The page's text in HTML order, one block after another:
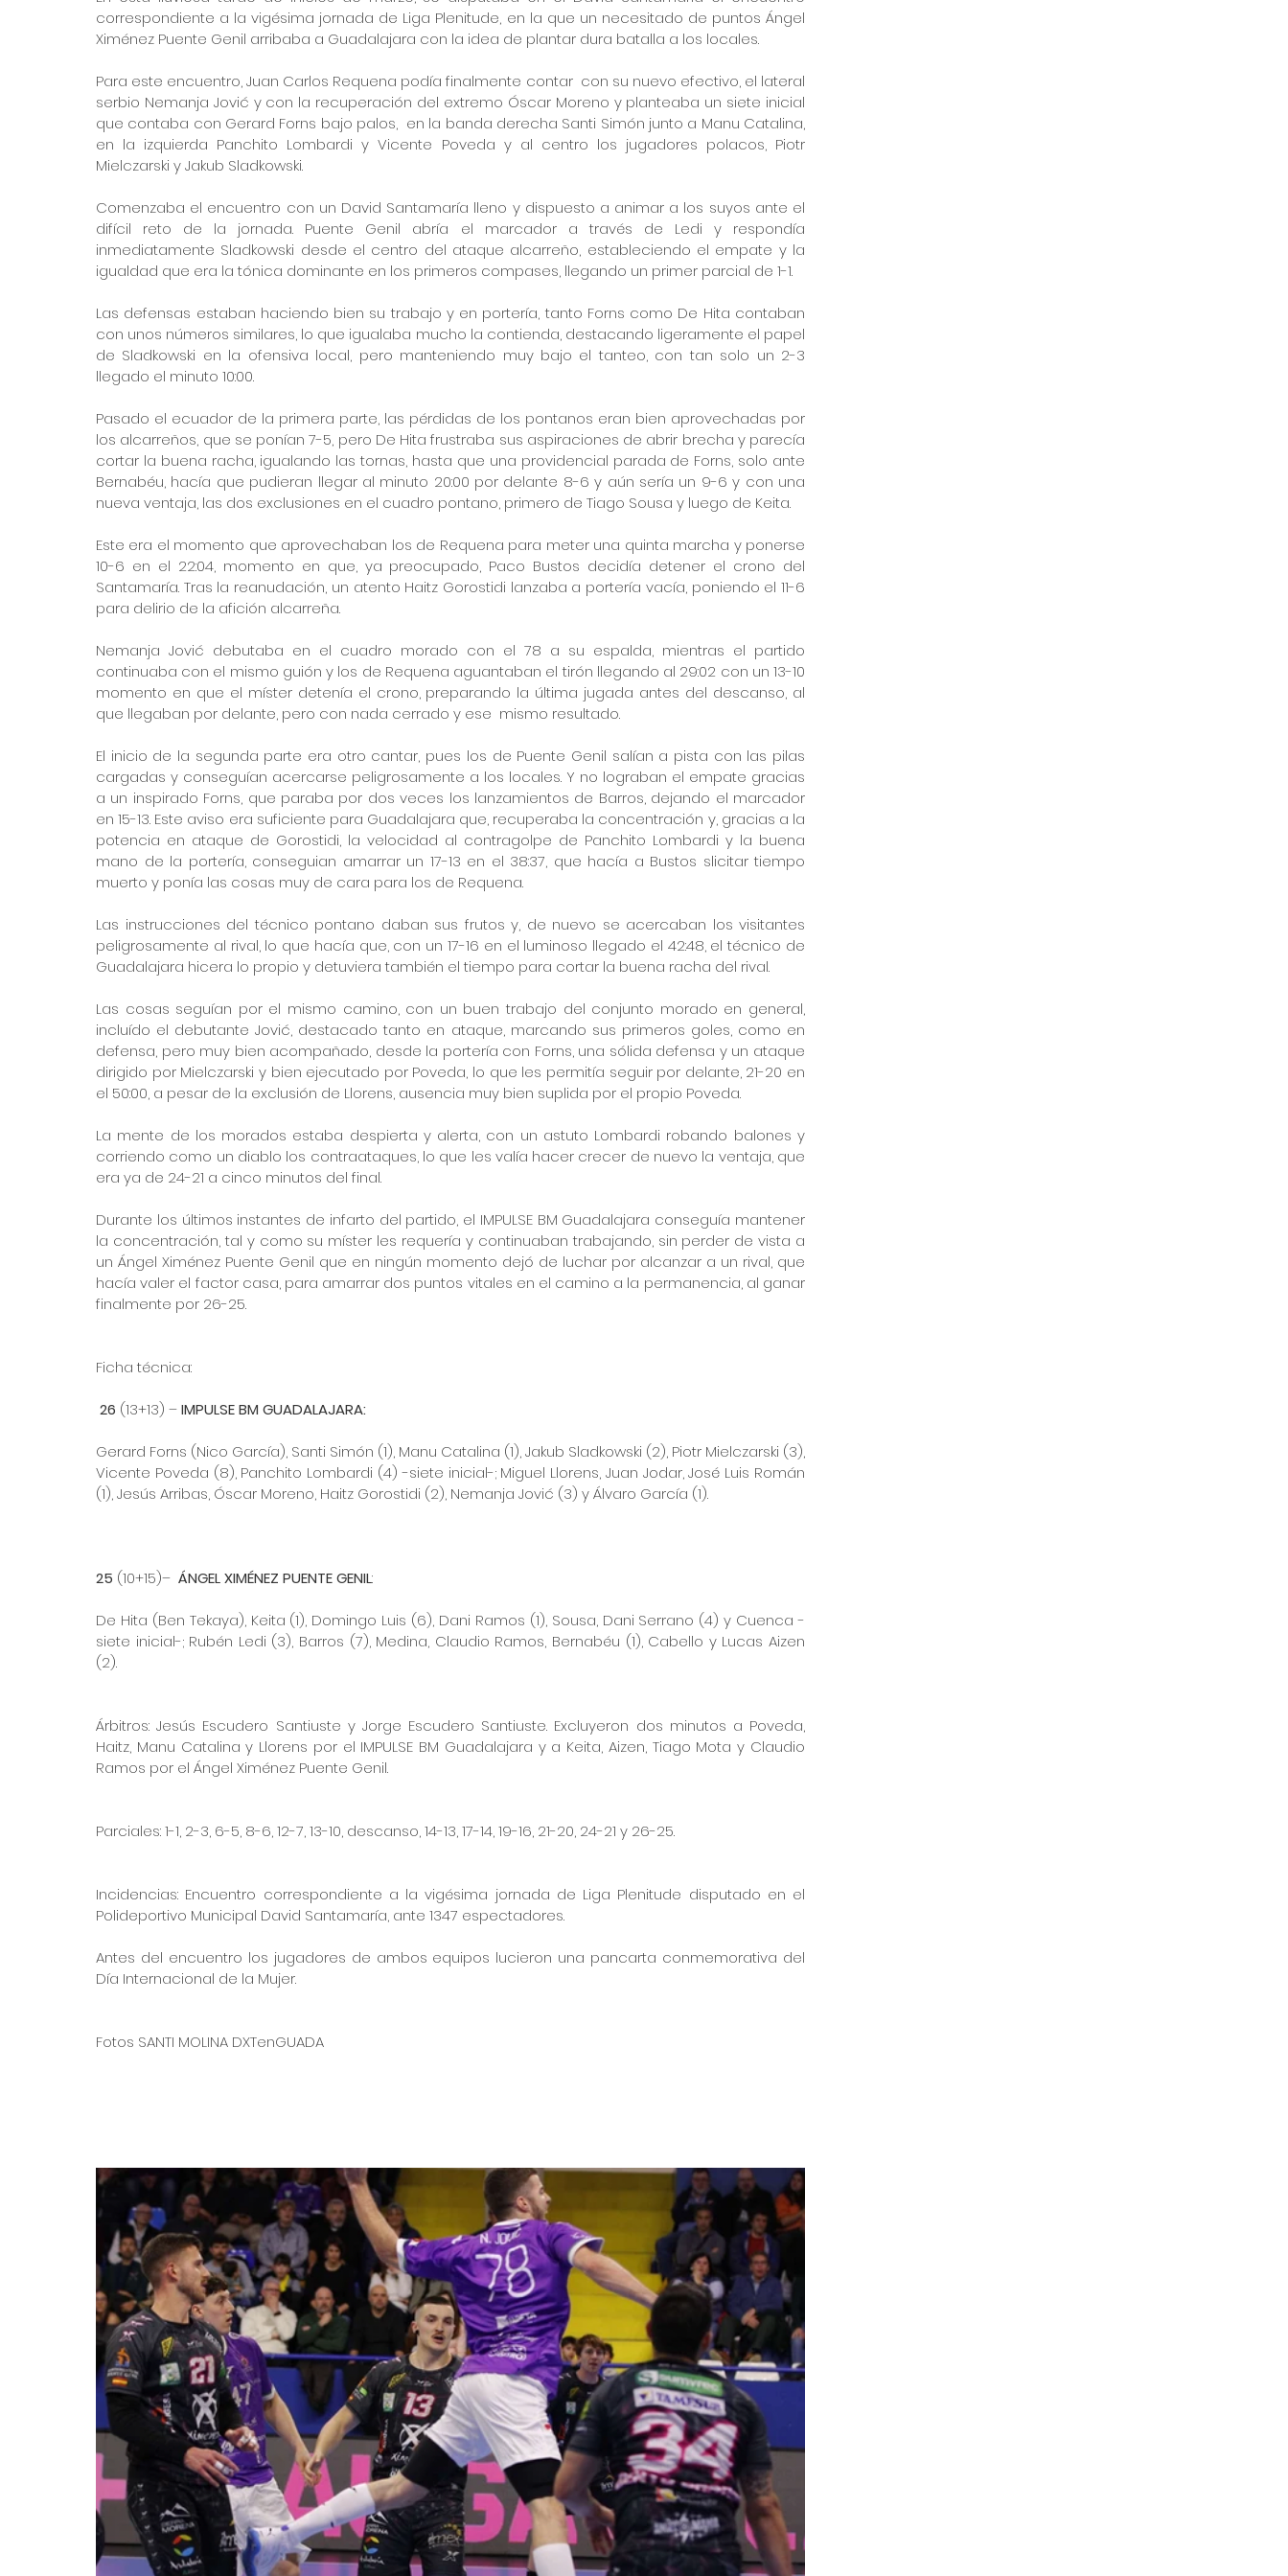
correspondiente a la vigésima jornada de Liga Plenitude, en la que un necesitado de puntos Ángel
Ximénez Puente Genil arribaba a Guadalajara con la idea de plantar dura batalla a los locales.
Para este encuentro, Juan Carlos Requena podía finalmente contar  con su nuevo efectivo, el lateral
serbio Nemanja Jović y con la recuperación del extremo Óscar Moreno y planteaba un siete inicial
que contaba con Gerard Forns bajo palos,  en la banda derecha Santi Simón junto a Manu Catalina,
en la izquierda Panchito Lombardi y Vicente Poveda y al centro los jugadores polacos, Piotr
Mielczarski y Jakub Sladkowski.
Comenzaba el encuentro con un David Santamaría lleno y dispuesto a animar a los suyos ante el
difícil reto de la jornada. Puente Genil abría el marcador a través de Ledi y respondía
inmediatamente Sladkowski desde el centro del ataque alcarreño, estableciendo el empate y la
igualdad que era la tónica dominante en los primeros compases, llegando un primer parcial de 1-1.
Las defensas estaban haciendo bien su trabajo y en portería, tanto Forns como De Hita contaban
con unos números similares, lo que igualaba mucho la contienda, destacando ligeramente el papel
de Sladkowski en la ofensiva local, pero manteniendo muy bajo el tanteo, con tan solo un 2-3
llegado el minuto 10:00.
Pasado el ecuador de la primera parte, las pérdidas de los pontanos eran bien aprovechadas por
los alcarreños, que se ponían 7-5, pero De Hita frustraba sus aspiraciones de abrir brecha y parecía
cortar la buena racha, igualando las tornas, hasta que una providencial parada de Forns, solo ante
Bernabéu, hacía que pudieran llegar al minuto 20:00 por delante 8-6 y aún sería un 9-6 y con una
nueva ventaja, las dos exclusiones en el cuadro pontano, primero de Tiago Sousa y luego de Keita.
Este era el momento que aprovechaban los de Requena para meter una quinta marcha y ponerse
10-6 en el 22:04, momento en que, ya preocupado, Paco Bustos decidía detener el crono del
Santamaría. Tras la reanudación, un atento Haitz Gorostidi lanzaba a portería vacía, poniendo el 11-6
para delirio de la afición alcarreña.
Nemanja Jović debutaba en el cuadro morado con el 78 a su espalda, mientras el partido
continuaba con el mismo guión y los de Requena aguantaban el tirón llegando al 29:02 con un 13-10
momento en que el míster detenía el crono, preparando la última jugada antes del descanso, al
que llegaban por delante, pero con nada cerrado y ese  mismo resultado.
El inicio de la segunda parte era otro cantar, pues los de Puente Genil salían a pista con las pilas
cargadas y conseguían acercarse peligrosamente a los locales. Y no lograban el empate gracias
a un inspirado Forns, que paraba por dos veces los lanzamientos de Barros, dejando el marcador
en 15-13. Este aviso era suficiente para Guadalajara que, recuperaba la concentración y, gracias a la
potencia en ataque de Gorostidi, la velocidad al contragolpe de Panchito Lombardi y la buena
mano de la portería, conseguian amarrar un 17-13 en el 38:37, que hacía a Bustos slicitar tiempo
muerto y ponía las cosas muy de cara para los de Requena.
Las instrucciones del técnico pontano daban sus frutos y, de nuevo se acercaban los visitantes
peligrosamente al rival, lo que hacía que, con un 17-16 en el luminoso llegado el 42:48, el técnico de
Guadalajara hicera lo propio y detuviera también el tiempo para cortar la buena racha del rival.
Las cosas seguían por el mismo camino, con un buen trabajo del conjunto morado en general,
incluído el debutante Jović, destacado tanto en ataque, marcando sus primeros goles, como en
defensa, pero muy bien acompañado, desde la portería con Forns, una sólida defensa y un ataque
dirigido por Mielczarski y bien ejecutado por Poveda, lo que les permitía seguir por delante, 21-20 en
el 50:00, a pesar de la exclusión de Llorens, ausencia muy bien suplida por el propio Poveda.
La mente de los morados estaba despierta y alerta, con un astuto Lombardi robando balones y
corriendo como un diablo los contraataques, lo que les valía hacer crecer de nuevo la ventaja, que
era ya de 24-21 a cinco minutos del final.
Durante los últimos instantes de infarto del partido, el IMPULSE BM Guadalajara conseguía mantener
la concentración, tal y como su míster les requería y continuaban trabajando, sin perder de vista a
un Ángel Ximénez Puente Genil que en ningún momento dejó de luchar por alcanzar a un rival, que
hacía valer el factor casa, para amarrar dos puntos vitales en el camino a la permanencia, al ganar
finalmente por 26-25.
Ficha técnica:
26 (13+13) – IMPULSE BM GUADALAJARA:
Gerard Forns (Nico García), Santi Simón (1), Manu Catalina (1), Jakub Sladkowski (2), Piotr Mielczarski (3),
Vicente Poveda (8), Panchito Lombardi (4) -siete inicial-; Miguel Llorens, Juan Jodar, José Luis Román
(1), Jesús Arribas, Óscar Moreno, Haitz Gorostidi (2), Nemanja Jović (3) y Álvaro García (1).
25 (10+15)– ÁNGEL XIMÉNEZ PUENTE GENIL:
De Hita (Ben Tekaya), Keita (1), Domingo Luis (6), Dani Ramos (1), Sousa, Dani Serrano (4) y Cuenca -
siete inicial-; Rubén Ledi (3), Barros (7), Medina, Claudio Ramos, Bernabéu (1), Cabello y Lucas Aizen
(2).
Árbitros: Jesús Escudero Santiuste y Jorge Escudero Santiuste. Excluyeron dos minutos a Poveda,
Haitz, Manu Catalina y Llorens por el IMPULSE BM Guadalajara y a Keita, Aizen, Tiago Mota y Claudio
Ramos por el Ángel Ximénez Puente Genil.
Parciales: 1-1, 2-3, 6-5, 8-6, 12-7, 13-10, descanso, 14-13, 17-14, 19-16, 21-20, 24-21 y 26-25.
Incidencias: Encuentro correspondiente a la vigésima jornada de Liga Plenitude disputado en el
Polideportivo Municipal David Santamaría, ante 1347 espectadores.
Antes del encuentro los jugadores de ambos equipos lucieron una pancarta conmemorativa del
Día Internacional de la Mujer.
Fotos SANTI MOLINA DXTenGUADA